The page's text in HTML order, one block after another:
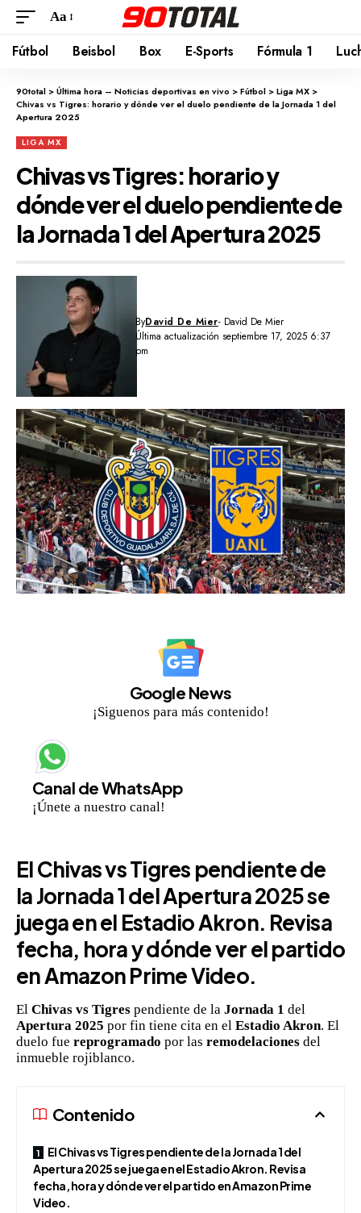
Aa
Fútbol Beisbol Box E-Sports Fórmula 1
90total >Última hora – Noticias deportivas en vivo >Fútbol >Liga MX >
Chivas vs Tigres: horario y dónde ver el duelo pendiente de la Jornada 1 del
Apertura 2025
LIGA MX
Chivas vs Tigres: horario y
dónde ver el duelo pendiente de
la Jornada 1 del Apertura 2025
Última actualización septiembre 17, 2025 6:37
pm
ByDavid De Mier- David De Mier
Google News
¡Siguenos para más contenido!
Canal de WhatsApp
¡Únete a nuestro canal!
ElChivas vs Tigres pendiente de
laJornada 1 del Apertura 2025se
juega en el Estadio Akron. Revisa
fecha, hora y dónde verel partido
enAmazon Prime Video.
El Chivas vs Tigres pendiente de la Jornada 1 del
Apertura 2025 por fin tiene cita en el Estadio Akron. El
duelo fue reprogramado por las remodelaciones del
inmueble rojiblanco.
Contenido
El Chivas vs Tigres pendiente de la Jornada 1 del
Apertura 2025 se juega en el Estadio Akron. Revisa
fecha, hora y dónde ver el partido en Amazon Prime
Video.